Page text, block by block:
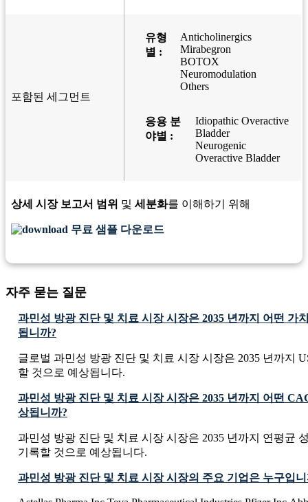
포함된 세그먼트
유형
별 :
Anticholinergics
Mirabegron
BOTOX
Neuromodulation
Others
응용 분
야별 :
Idiopathic Overactive
Bladder
Neurogenic
Overactive Bladder
상세 시장 보고서 범위 및 세분화를 이해하기 위해
무료 샘플 다운로드
자주 묻는 질문
과민성 방광 진단 및 치료 시장 시장은 2035 년까지 어떤 가
됩니까?
글로벌 과민성 방광 진단 및 치료 시장 시장은 2035 년까지
할 것으로 예상됩니다.
과민성 방광 진단 및 치료 시장 시장은 2035 년까지 어떤
상됩니까?
과민성 방광 진단 및 치료 시장 시장은 2035 년까지 연평균
기록할 것으로 예상됩니다.
과민성 방광 진단 및 치료 시장 시장의 주요 기업은 누구입